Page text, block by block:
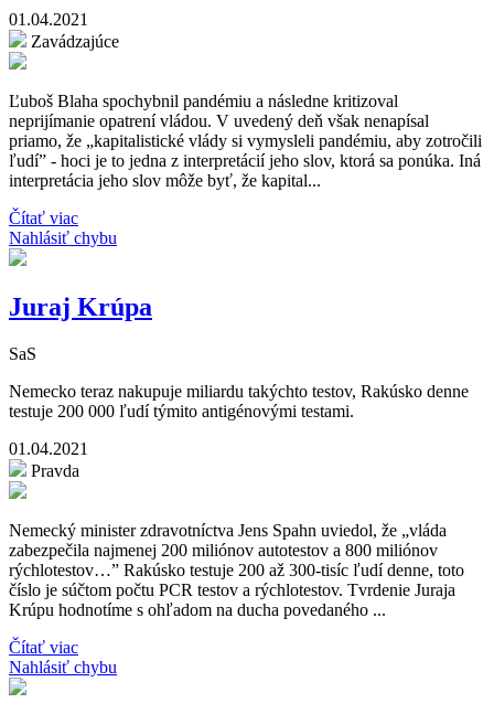
01.04.2021
Zavádzajúce
Ľuboš Blaha spochybnil pandémiu a následne kritizoval
neprijímanie opatrení vládou. V uvedený deň však nenapísal
priamo, že „kapitalistické vlády si vymysleli pandémiu, aby zotročili
ľudí” - hoci je to jedna z interpretácií jeho slov, ktorá sa ponúka. Iná
interpretácia jeho slov môže byť, že kapital...
Čítať viac
Nahlásiť chybu
Juraj Krúpa
SaS
Nemecko teraz nakupuje miliardu takýchto testov, Rakúsko denne
testuje 200 000 ľudí týmito antigénovými testami.
01.04.2021
Pravda
Nemecký minister zdravotníctva Jens Spahn uviedol, že „vláda
zabezpečila najmenej 200 miliónov autotestov a 800 miliónov
rýchlotestov…” Rakúsko testuje 200 až 300-tisíc ľudí denne, toto
číslo je súčtom počtu PCR testov a rýchlotestov. Tvrdenie Juraja
Krúpu hodnotíme s ohľadom na ducha povedaného ...
Čítať viac
Nahlásiť chybu